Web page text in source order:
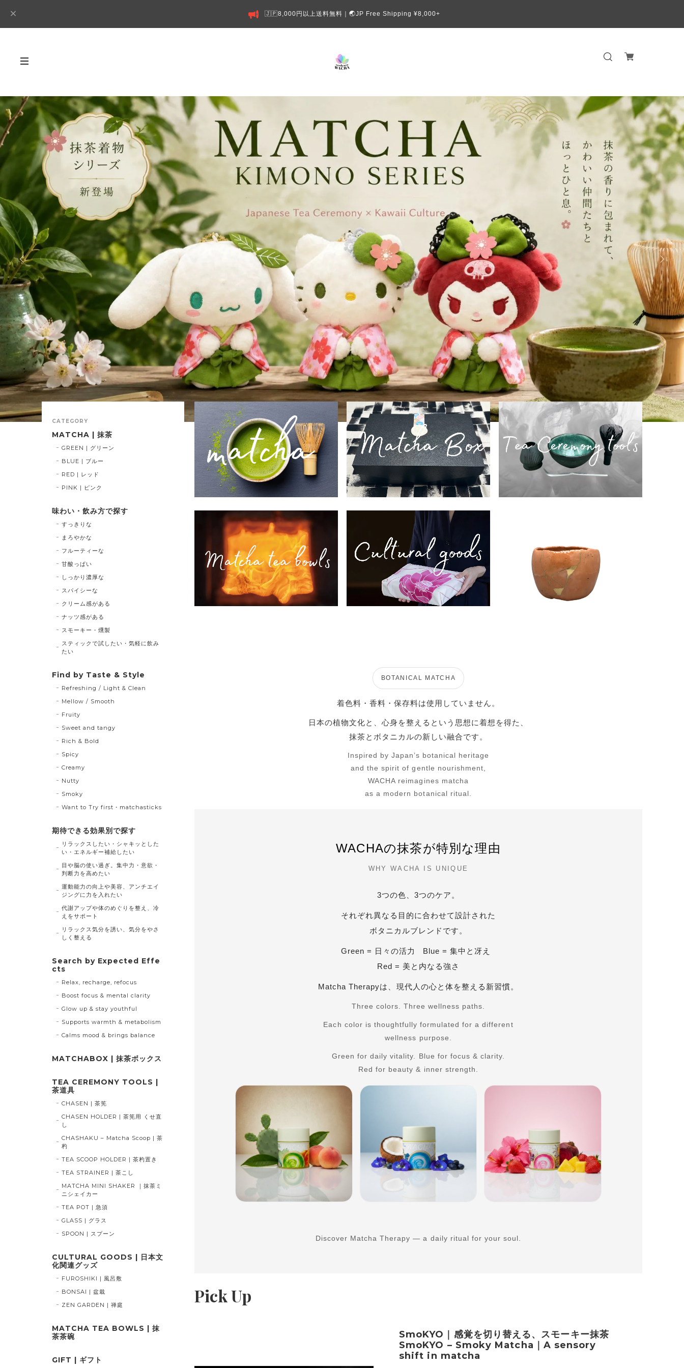
🇯🇵8,000円以上送料無料｜🌏JP Free Shipping ¥8,000+
BOTANICAL MATCHA
着色料・香料・保存料は使用していません。
日本の植物文化と、心身を整えるという思想に着想を得た、
抹茶とボタニカルの新しい融合です。
Inspired by Japan’s botanical heritage
and the spirit of gentle nourishment,
WACHA reimagines matcha
as a modern botanical ritual.
WACHAの抹茶が特別な理由
WHY WACHA IS UNIQUE
3つの色、3つのケア。
それぞれ異なる目的に合わせて設計された
ボタニカルブレンドです。
Green = 日々の活力 Blue = 集中と冴え
Red = 美と内なる強さ
Matcha Therapyは、現代人の心と体を整える新習慣。
Three colors. Three wellness paths.
Each color is thoughtfully formulated for a different
wellness purpose.
Green for daily vitality.
Blue for focus & clarity.
Red for beauty & inner strength.
Discover Matcha Therapy— a daily ritual for your soul.
Pick Up
SmoKYO｜感覚を切り替える、スモーキー抹茶
shift in matcha
GREEN MATCHA お試しセット｜集中の違い
を、飲み比べる GREEN MATCHA Trial Set
– Two expressions of focus
CATEGORY
MATCHA | 抹茶
GREEN | グリーン
BLUE | ブルー
RED | レッド
PINK | ピンク
味わい・飲み方で探す
すっきりな
まろやかな
フルーティーな
甘酸っぱい
しっかり濃厚な
スパイシーな
クリーム感がある
ナッツ感がある
スモーキー・燻製
スティックで試したい・気軽に飲み
たい
Find by Taste & Style
Refreshing / Light & Clean
Mellow / Smooth
Fruity
Sweet and tangy
Rich & Bold
Spicy
Creamy
Nutty
Smoky
Want to Try first・matchasticks
期待できる効果別で探す
リラックスしたい・シャキッとした
い・エネルギー補給したい
目や脳の使い過ぎ。集中力・意欲・
判断力を高めたい
運動能力の向上や美容、アンチエイ
ジングに力を入れたい
代謝アップや体のめぐりを整え、冷
えをサポート
リラックス気分を誘い、気分をやさ
しく整える
Search by Expected Effe
cts
Relax, recharge, refocus
Boost focus & mental clarity
Glow up & stay youthful
Supports warmth & metabolism
Calms mood & brings balance
MATCHABOX | 抹茶ボックス
TEA CEREMONY TOOLS |
茶道具
CHASEN | 茶筅
CHASEN HOLDER | 茶筅用 くせ直
し
CHASHAKU – Matcha Scoop | 茶
杓
TEA SCOOP HOLDER | 茶杓置き
TEA STRAINER | 茶こし
MATCHA MINI SHAKER ｜抹茶ミ
ニシェイカー
TEA POT | 急須
GLASS | グラス
SPOON | スプーン
CULTURAL GOODS | 日本文
化関連グッズ
FUROSHIKI | 風呂敷
BONSAI | 盆栽
ZEN GARDEN | 禅庭
MATCHA TEA BOWLS | 抹
茶茶碗
GIFT | ギフト